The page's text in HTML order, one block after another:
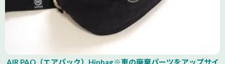
AIR PAQ（エアパック）Hipbag※車の廃棄パーツをアップサイ